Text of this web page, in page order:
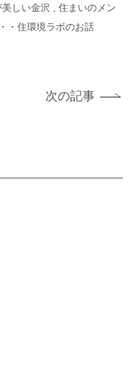
美しい金沢
住まいのメン
・住環境ラボのお話
次の記事